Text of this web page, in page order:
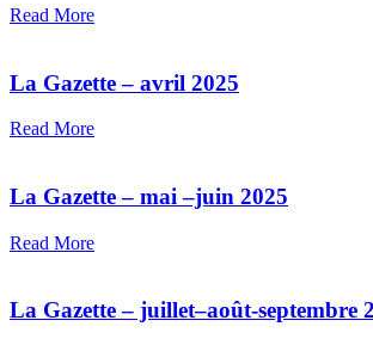
Read More
La Gazette – avril 2025
Read More
La Gazette – mai –juin 2025
Read More
La Gazette – juillet–août-septembre